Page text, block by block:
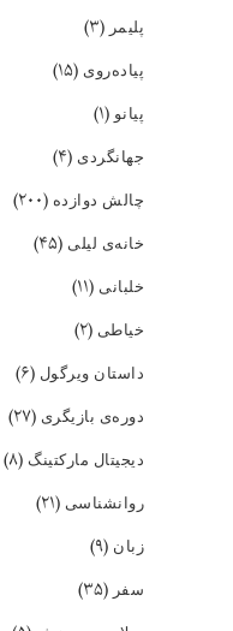
پلیمر (۳)
پیاده‌روی (۱۵)
پیانو(۱)
جهانگردی (۴)
چالش دوازده (۲۰۰)
خانه‌ی لیلی (۴۵)
خلبانی (۱۱)
خیاطی (۲)
داستان ویرگول (۶)
دوره‌ی بازیگری (۲۷)
دیجیتال مارکتینگ (۸)
روانشناسی (۲۱)
زبان (۹)
سفر (۳۵)